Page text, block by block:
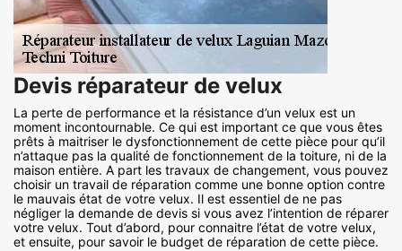
Devis réparateur de velux
La perte de performance et la résistance d’un velux est un
moment incontournable. Ce qui est important ce que vous êtes
prêts à maitriser le dysfonctionnement de cette pièce pour qu’il
n’attaque pas la qualité de fonctionnement de la toiture, ni de la
maison entière. A part les travaux de changement, vous pouvez
choisir un travail de réparation comme une bonne option contre
le mauvais état de votre velux. Il est essentiel de ne pas
négliger la demande de devis si vous avez l’intention de réparer
votre velux. Tout d’abord, pour connaitre l’état de votre velux,
et ensuite, pour savoir le budget de réparation de cette pièce.